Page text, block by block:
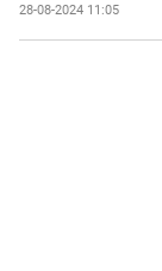
28-08-2024 11:05